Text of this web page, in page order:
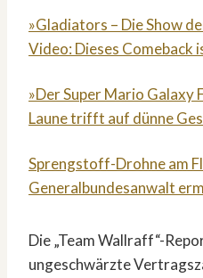
»Gladiators – Die Show
Video: Dieses Comeback
»Der Super Mario Galaxy
Laune trifft auf dünne
Sprengstoff-Drohne am
Generalbundesanwalt
Die „Team Wallraff“-
ungeschwärzte